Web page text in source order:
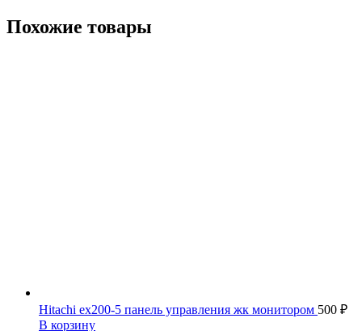
Похожие товары
Hitachi ex200-5 панель управления жк монитором 500 ₽
В корзину